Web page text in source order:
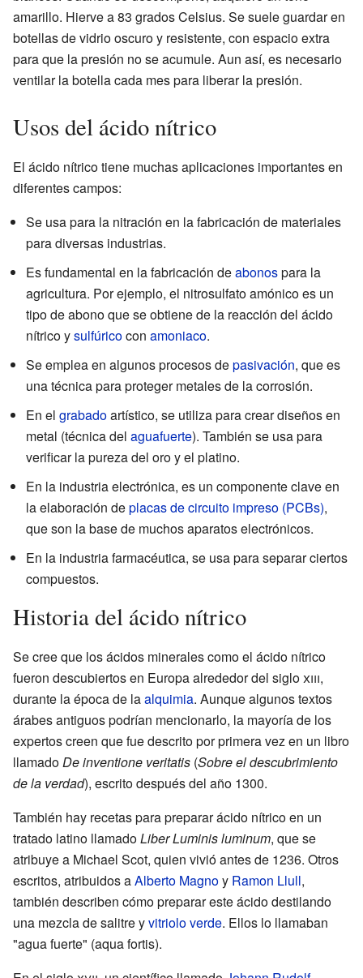
amarillo. Hierve a 83 grados Celsius. Se suele guardar en
botellas de vidrio oscuro y resistente, con espacio extra
para que la presión no se acumule. Aun así, es necesario
ventilar la botella cada mes para liberar la presión.
Usos del ácido nítrico
El ácido nítrico tiene muchas aplicaciones importantes en
diferentes campos:
Se usa para la nitración en la fabricación de materiales
para diversas industrias.
Es fundamental en la fabricación deabonospara la
agricultura. Por ejemplo, el nitrosulfato amónico es un
tipo de abono que se obtiene de la reacción del ácido
nítrico ysulfúricocon amoniaco.
Se emplea en algunos procesos depasivación, que es
una técnica para proteger metales de la corrosión.
En el grabadoartístico, se utiliza para crear diseños en
metal (técnica del aguafuerte). También se usa para
verificar la pureza del oro y el platino.
En la industria electrónica, es un componente clave en
la elaboración deplacas de circuito impreso (PCBs),
que son la base de muchos aparatos electrónicos.
En la industria farmacéutica, se usa para separar ciertos
compuestos.
Historia del ácido nítrico
Se cree que los ácidos minerales como el ácido nítrico
fueron descubiertos en Europa alrededor del sigloxiii,
durante la época de laalquimia. Aunque algunos textos
árabes antiguos podrían mencionarlo, la mayoría de los
expertos creen que fue descrito por primera vez en un libro
llamadoDe inventione veritatis (Sobre el descubrimiento
de la verdad), escrito después del año 1300.
También hay recetas para preparar ácido nítrico en un
tratado latino llamadoLiber Luminis luminum, que se
atribuye a Michael Scot, quien vivió antes de 1236. Otros
escritos, atribuidos aAlberto Magnoy Ramon Llull,
también describen cómo preparar este ácido destilando
una mezcla de salitre yvitriolo verde. Ellos lo llamaban
"agua fuerte" (aqua fortis).